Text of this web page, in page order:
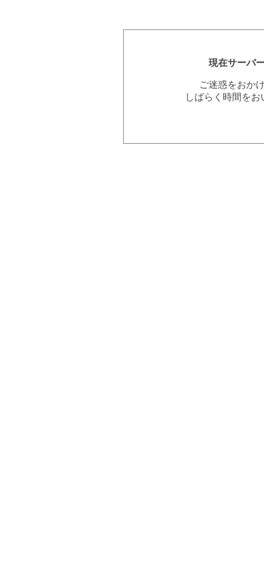
現在サーバ
ご迷惑をおか
しばらく時間を